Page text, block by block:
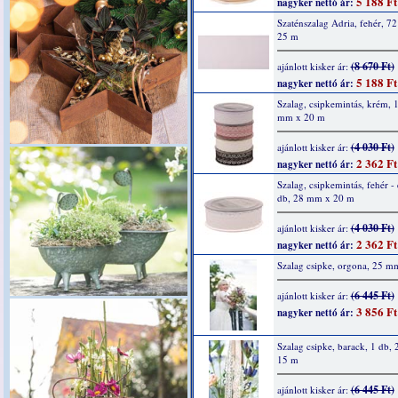
Szaténszalag Adria, fehér,
25 m
ajánlott kisker ár:(8 670 Ft)
nagyker nettó ár: 5 188 Ft
Szalag, csipkemintás, krém,
mm x 20 m
ajánlott kisker ár:(4 030 Ft)
nagyker nettó ár: 2 362 Ft
Szalag, csipkemintás, fehér -
db, 28 mm x 20 m
ajánlott kisker ár:(4 030 Ft)
nagyker nettó ár: 2 362 Ft
Szalag csipke, orgona, 25
ajánlott kisker ár:(6 445 Ft)
nagyker nettó ár: 3 856 Ft
Szalag csipke, barack, 1 db,
15 m
ajánlott kisker ár:(6 445 Ft)